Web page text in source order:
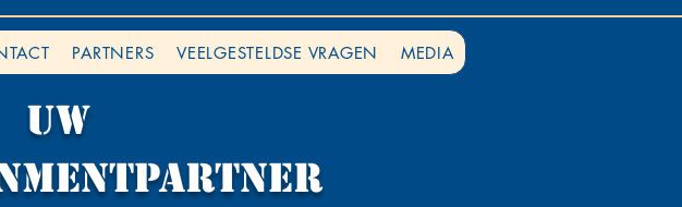
PARTNERS VEELGESTELDSE VRAGEN MEDIA
Uw